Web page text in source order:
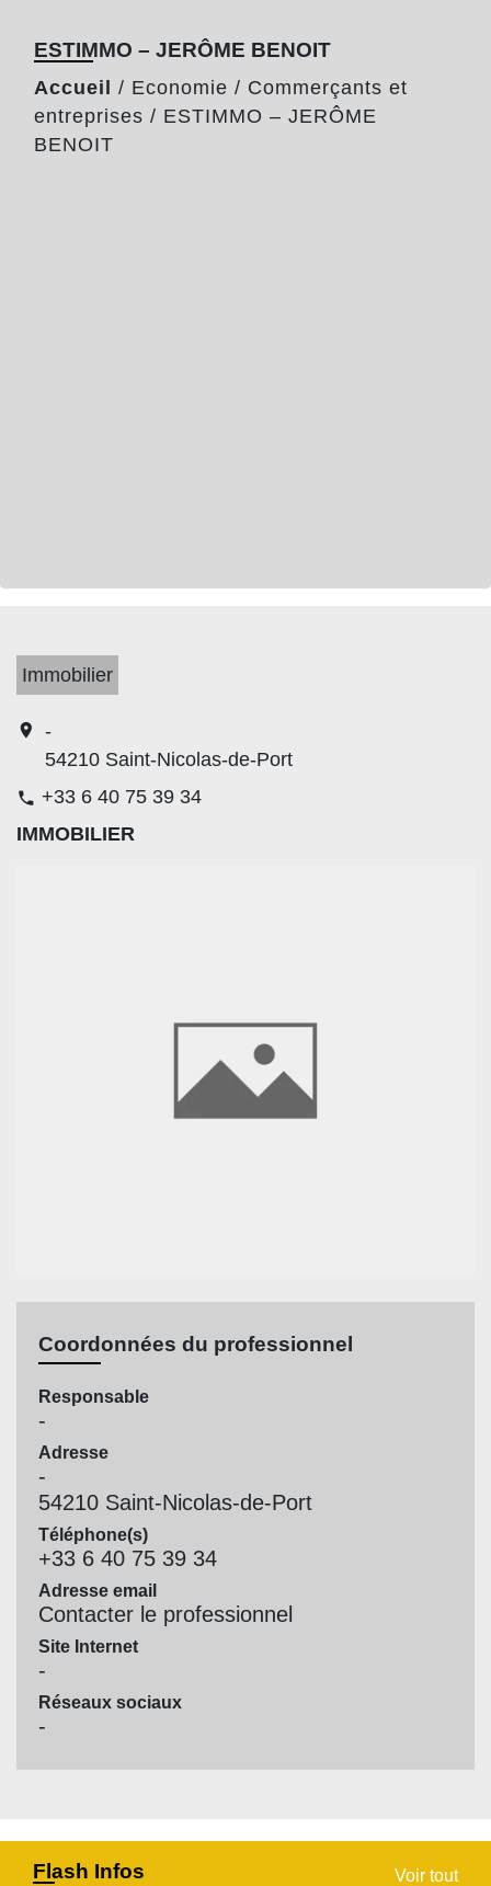
ESTIMMO – JERÔME BENOIT
Accueil / Economie / Commerçants et
entreprises / ESTIMMO – JERÔME
BENOIT
Immobilier
location_on
-
54210 Saint-Nicolas-de-Port
phone +33 6 40 75 39 34
IMMOBILIER
Coordonnées du professionnel
Responsable
-
Adresse
-
54210 Saint-Nicolas-de-Port
Téléphone(s)
+33 6 40 75 39 34
Adresse email
Contacter le professionnel
Site Internet
-
Réseaux sociaux
-
Flash Infos Voir tout